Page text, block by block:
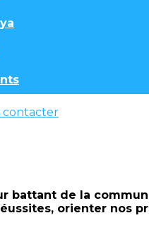
contacter
battant de la
orienter nos